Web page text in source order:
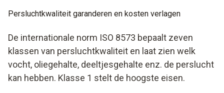
Persluchtkwaliteit garanderen en kosten verlagen
De internationale norm ISO 8573 bepaalt zeven
klassen van persluchtkwaliteit en laat zien welk
vocht, oliegehalte, deeltjesgehalte enz. de perslucht
kan hebben. Klasse 1 stelt de hoogste eisen.